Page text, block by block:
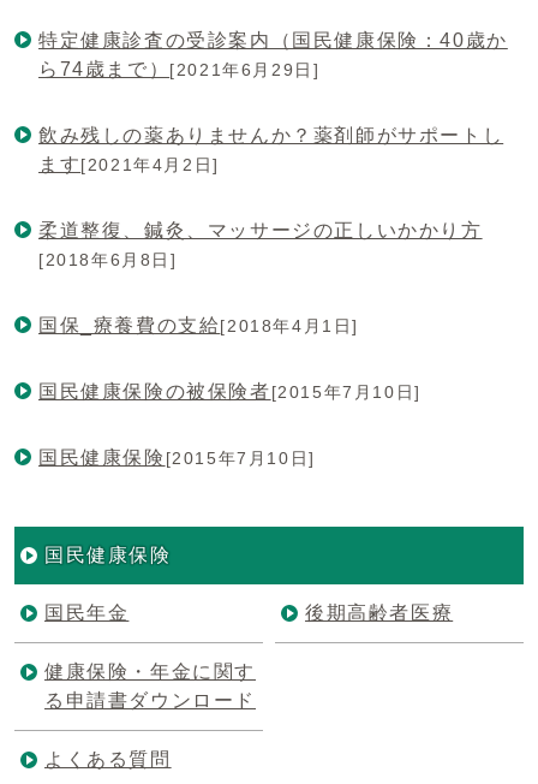
特定健康診査の受診案内（国民健康保険：40歳か
ら74歳まで） [2021年6月29日]
飲み残しの薬ありませんか？薬剤師がサポートし
ます[2021年4月2日]
柔道整復、鍼灸、マッサージの正しいかかり方
[2018年6月8日]
国保_療養費の支給[2018年4月1日]
国民健康保険の被保険者[2015年7月10日]
国民健康保険 [2015年7月10日]
国民健康保険
国民年金 後期高齢者医療
健康保険・年金に関す
る申請書ダウンロード
よくある質問